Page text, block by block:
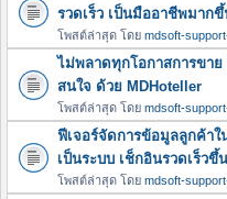
รวดเร็ว เป็นมืออาชีพมาก
โพสต์ล่าสุด โดย mdsoft-
ไม่พลาดทุกโอกาสการขา
สนใจ ด้วย MDHoteller
โพสต์ล่าสุด โดย mdsoft-
ฟีเจอร์จัดการข้อมูลลูกค้า
เป็นระบบ เช็กอินรวดเร็วขึ้น
โพสต์ล่าสุด โดย mdsoft-